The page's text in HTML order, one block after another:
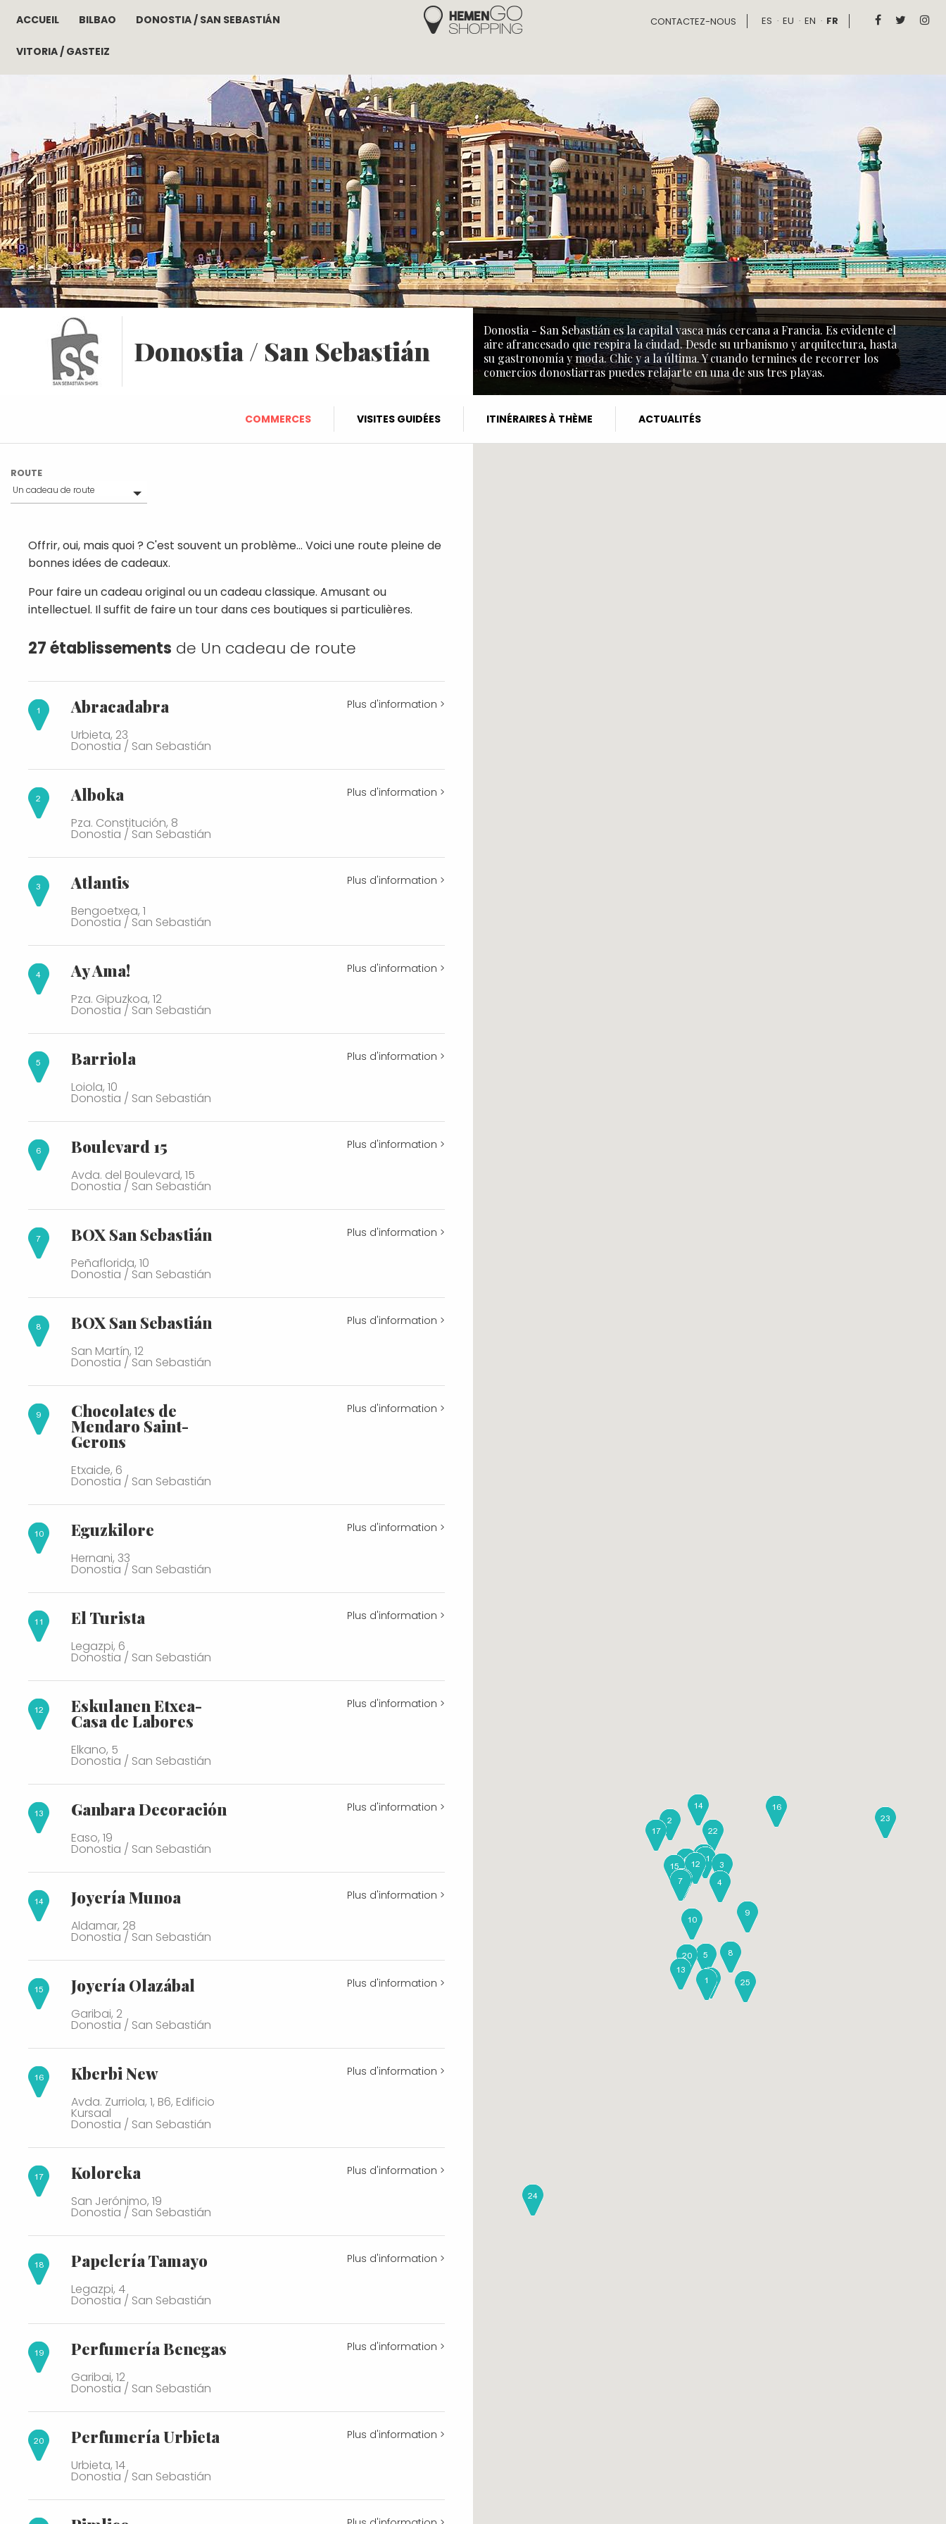
Aller au contenu principal
ACCUEIL BILBAO DONOSTIA / SAN SEBASTIÁN
VITORIA / GASTEIZ
Hemengo Shopping
CONTACTEZ-NOUS ES EU EN FR   
Donostia / San Sebastián
Donostia - San Sebastián es la capital vasca más cercana a Francia. Es evidente el
aire afrancesado que respira la ciudad. Desde su urbanismo y arquitectura, hasta
su gastronomía y moda. Chic y a la última. Y cuando termines de recorrer los
comercios donostiarras puedes relajarte en una de sus tres playas.
COMMERCES VISITES GUIDÉES ITINÉRAIRES À THÈME ACTUALITÉS
ROUTE
Route du bon gourmet
Route romantique
Un cadeau de route
Route Mode
Route Sport
De retour à la maison
Offrir, oui, mais quoi ? C'est souvent un problème... Voici une route pleine de
bonnes idées de cadeaux.
Pour faire un cadeau original ou un cadeau classique. Amusant ou
intellectuel. Il suffit de faire un tour dans ces boutiques si particulières.
27 établissements de Un cadeau de route
Abracadabra
Urbieta, 23
Donostia / San Sebastián
Plus d'information >
Alboka
Pza. Constitución, 8
Donostia / San Sebastián
Plus d'information >
Atlantis
Bengoetxea, 1
Donostia / San Sebastián
Plus d'information >
Ay Ama!
Pza. Gipuzkoa, 12
Donostia / San Sebastián
Plus d'information >
Barriola
Loiola, 10
Donostia / San Sebastián
Plus d'information >
Boulevard 15
Avda. del Boulevard, 15
Donostia / San Sebastián
Plus d'information >
BOX San Sebastián
Peñaflorida, 10
Donostia / San Sebastián
Plus d'information >
BOX San Sebastián
San Martín, 12
Donostia / San Sebastián
Plus d'information >
Chocolates de
Mendaro Saint-
Gerons
Etxaide, 6
Donostia / San Sebastián
Plus d'information >
Eguzkilore
Hernani, 33
Donostia / San Sebastián
Plus d'information >
El Turista
Legazpi, 6
Donostia / San Sebastián
Plus d'information >
Eskulanen Etxea-
Casa de Labores
Elkano, 5
Donostia / San Sebastián
Plus d'information >
Ganbara Decoración
Easo, 19
Donostia / San Sebastián
Plus d'information >
Joyería Munoa
Aldamar, 28
Donostia / San Sebastián
Plus d'information >
Joyería Olazábal
Garibai, 2
Donostia / San Sebastián
Plus d'information >
Kberbi New
Avda. Zurriola, 1, B6, Edificio
Kursaal
Donostia / San Sebastián
Plus d'information >
Koloreka
San Jerónimo, 19
Donostia / San Sebastián
Plus d'information >
Papelería Tamayo
Legazpi, 4
Donostia / San Sebastián
Plus d'information >
Perfumería Benegas
Garibai, 12
Donostia / San Sebastián
Plus d'information >
Perfumería Urbieta
Urbieta, 14
Donostia / San Sebastián
Plus d'information >